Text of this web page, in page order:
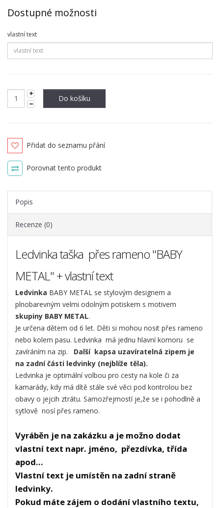
Dostupné možnosti
vlastní text
Do košíku
Přidat do seznamu přání
Porovnat tento produkt
Popis
Recenze (0)
Ledvinka taška přes rameno "BABY
METAL" + vlastní text
Ledvinka BABY METAL se stylovým designem a
plnobarevným velmi odolným potiskem s motivem
skupiny BABY METAL.
Je určena dětem od 6 let. Děti si mohou nosit přes rameno
nebo kolem pasu. Ledvinka má jednu hlavní komoru se
zavíráním na zip. Další kapsa uzavíratelná zipem je
na zadní části ledvinky (nejblíže těla).
Ledvinka je optimální volbou pro cesty na kole či za
kamarády, kdy má dítě stále své věci pod kontrolou bez
obavy o jejcih ztrátu. Samozřejmostí je,že se i pohodlně a
sytlově nosí přes rameno.
Vyráběn je na zakázku a je možno dodat
vlastní text napr. jméno, přezdívka, třída
apod...
Vlastní text je umístěn na zadní straně
ledvinky.
Pokud máte zájem o dodání vlastního textu,